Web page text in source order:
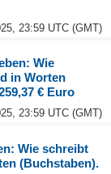
23:59 UTC (GMT)
Wie
in Worten
€ Euro
23:59 UTC (GMT)
Wie schreibt
(Buchstaben).